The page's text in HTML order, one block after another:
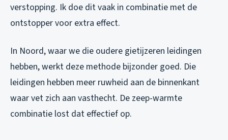
verstopping. Ik doe dit vaak in combinatie met de
ontstopper voor extra effect.
In Noord, waar we die oudere gietijzeren leidingen
hebben, werkt deze methode bijzonder goed. Die
leidingen hebben meer ruwheid aan de binnenkant
waar vet zich aan vasthecht. De zeep-warmte
combinatie lost dat effectief op.